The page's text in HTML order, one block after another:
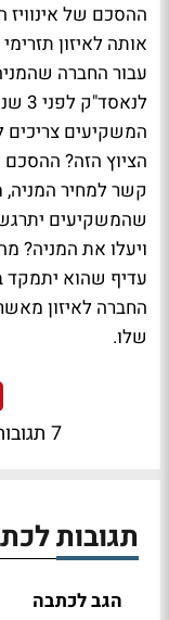
ההסכם של
אותה לאיזון
המשקיעים
הציוץ הזה?
קשר למחיר המניה,
שהמשקיעים
ויעלו את המניה?
עדיף שהוא יתמקד
החברה לאיזון
שלו.
7 תגובות
תגובות
הגב לכתבה